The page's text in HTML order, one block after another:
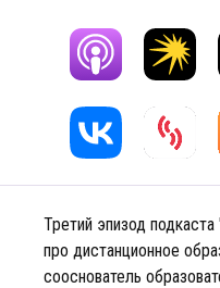
Третий эпизод
про дистанционное
сооснователь